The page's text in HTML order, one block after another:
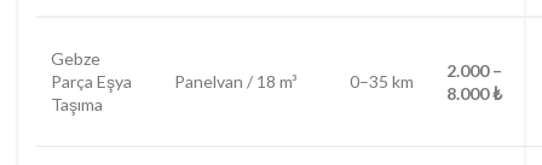
Gebze
Parça Eşya
Taşıma
Panelvan / 18 m³ 0–35 km
2.000 –
8.000 ₺